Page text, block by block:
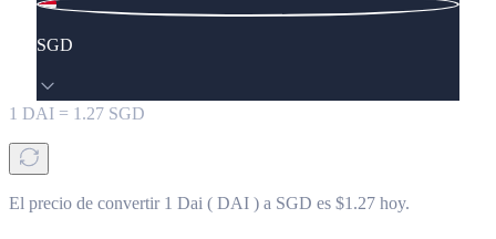
SGD
1 DAI = 1.27 SGD
El precio de convertir 1 Dai ( DAI ) a SGD es $1.27 hoy.